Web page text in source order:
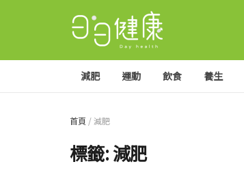
減肥 運動 飲食 養生
首頁 /減肥
標籤:減肥